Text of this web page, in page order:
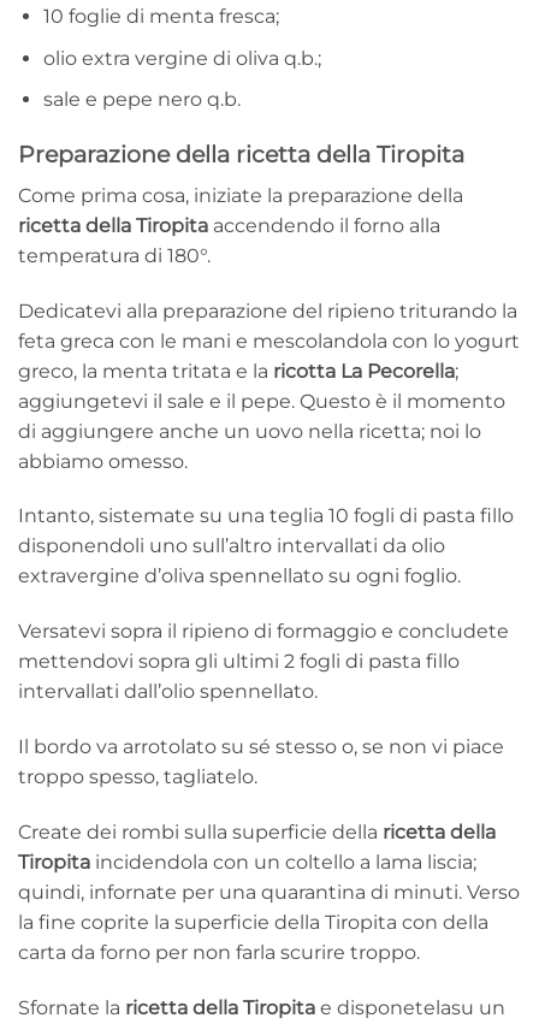
10 foglie di menta fresca;
olio extra vergine di oliva q.b.;
sale e pepe nero q.b.
Preparazione della ricetta della Tiropita
Come prima cosa, iniziate la preparazione della
ricetta della Tiropita accendendo il forno alla
temperatura di 180°.
Dedicatevi alla preparazione del ripieno triturando la
feta greca con le mani e mescolandola con lo yogurt
greco, la menta tritata e la ricotta La Pecorella;
aggiungetevi il sale e il pepe. Questo è il momento
di aggiungere anche un uovo nella ricetta; noi lo
abbiamo omesso.
Intanto, sistemate su una teglia 10 fogli di pasta fillo
disponendoli uno sull’altro intervallati da olio
extravergine d’oliva spennellato su ogni foglio.
Versatevi sopra il ripieno di formaggio e concludete
mettendovi sopra gli ultimi 2 fogli di pasta fillo
intervallati dall’olio spennellato.
Il bordo va arrotolato su sé stesso o, se non vi piace
troppo spesso, tagliatelo.
Create dei rombi sulla superficie della ricetta della
Tiropita incidendola con un coltello a lama liscia;
quindi, infornate per una quarantina di minuti. Verso
la fine coprite la superficie della Tiropita con della
carta da forno per non farla scurire troppo.
Sfornate la ricetta della Tiropita e disponetelasu un